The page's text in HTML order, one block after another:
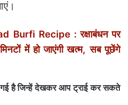
Burfi Recipe : रक्षाबंधन पर
में हो जाएंगी खत्‍म, सब पूछेंगे
गई है जिन्हें देखकर आप ट्राई कर सकते